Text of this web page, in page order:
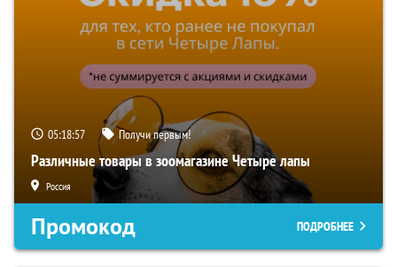
05:18:56 Получи первым!
Различные товары в зоомагазине Четыре лапы
Россия
Промокод ПОДРОБНЕЕ